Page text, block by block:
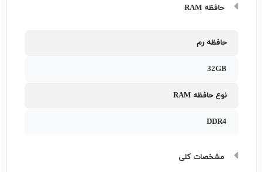
حافظه RAM
حافظه رم
32GB
نوع حافظه RAM
DDR4
مشخصات کلی